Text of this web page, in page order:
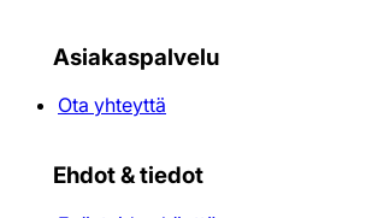
Asiakaspalvelu
Ota yhteyttä
Ehdot & tiedot